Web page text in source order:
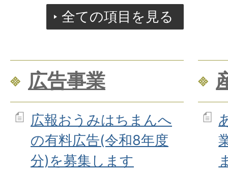
全ての項目を見る
広告事業
広報おうみはちまんへ
の有料広告(令和8年度
分)を募集します